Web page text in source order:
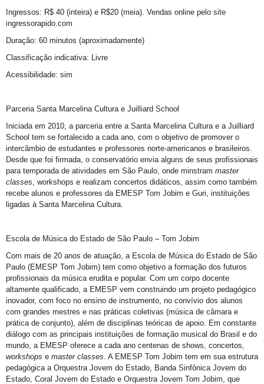
Ingressos: R$ 40 (inteira) e R$20 (meia). Vendas online pelo site
ingressorapido.com
Duração: 60 minutos (aproximadamente)
Classificação indicativa: Livre
Acessibilidade: sim
Parceria Santa Marcelina Cultura e Juilliard School
Iniciada em 2010, a parceria entre a Santa Marcelina Cultura e a Juilliard
School tem se fortalecido a cada ano, com o objetivo de promover o
intercâmbio de estudantes e professores norte-americanos e brasileiros.
Desde que foi firmada, o conservatório envia alguns de seus profissionais
para temporada de atividades em São Paulo, onde minstram master
classes, workshops e realizam concertos didáticos, assim como também
recebe alunos e professores da EMESP Tom Jobim e Guri, instituições
ligadas à Santa Marcelina Cultura.
Escola de Música do Estado de São Paulo – Tom Jobim
Com mais de 20 anos de atuação, a Escola de Música do Estado de São
Paulo (EMESP Tom Jobim) tem como objetivo a formação dos futuros
profissionais da música erudita e popular. Com um corpo docente
altamente qualificado, a EMESP vem construindo um projeto pedagógico
inovador, com foco no ensino de instrumento, no convívio dos alunos
com grandes mestres e nas práticas coletivas (música de câmara e
prática de conjunto), além de disciplinas teóricas de apoio. Em constante
diálogo com as principais instituições de formação musical do Brasil e do
mundo, a EMESP oferece a cada ano centenas de shows, concertos,
workshops e master classes. A EMESP Tom Jobim tem em sua estrutura
pedagógica a Orquestra Jovem do Estado, Banda Sinfônica Jovem do
Estado, Coral Jovem do Estado e Orquestra Jovem Tom Jobim, que